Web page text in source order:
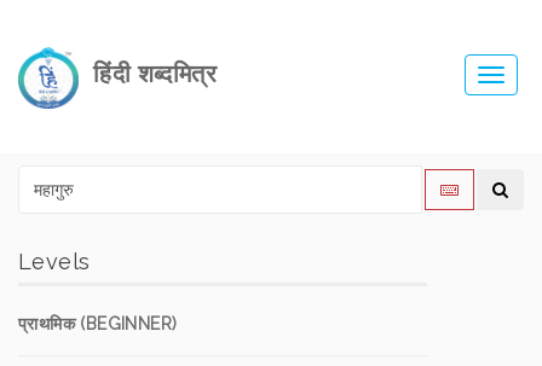
हिंदी शब्दमित्र
Levels
प्राथमिक (BEGINNER)